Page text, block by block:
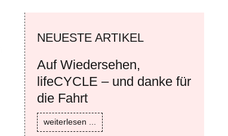
NEUESTE ARTIKEL
Auf Wiedersehen,
lifeCYCLE – und danke für
die Fahrt
weiterlesen ...